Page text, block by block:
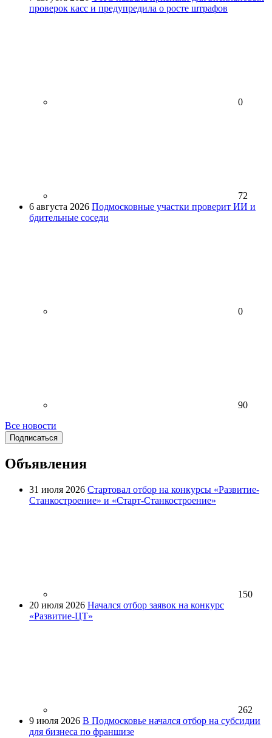
проверок касс и предупредила о росте штрафов
0
72
6 августа 2026 Подмосковные участки проверит ИИ и
бдительные соседи
0
90
Все новости
Подписаться
Объявления
31 июля 2026 Стартовал отбор на конкурсы «Развитие-
Станкостроение» и «Старт-Станкостроение»
150
20 июля 2026 Начался отбор заявок на конкурс
«Развитие-ЦТ»
262
9 июля 2026 В Подмосковье начался отбор на субсидии
для бизнеса по франшизе